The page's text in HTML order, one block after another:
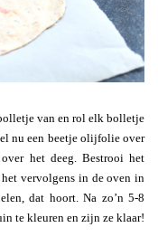
van en rol elk bolletje
nu een beetje olijfolie over
het deeg. Bestrooi het
vervolgens in de oven in
dat hoort. Na zo’n 5-8
te kleuren en zijn ze klaar!